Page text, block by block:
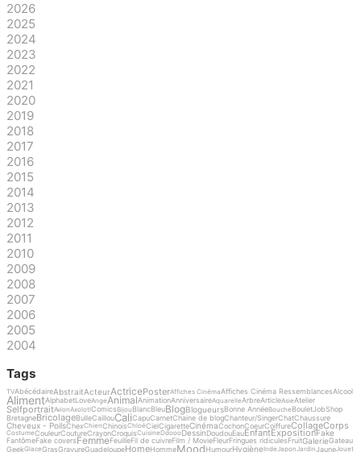
2026
2025
2024
2023
2022
2021
2020
2019
2018
2017
2016
2015
2014
2013
2012
2011
2010
2009
2008
2007
2006
2005
2004
Tags
TVAbécédaireAbstraitActeurActricePosterAffiches CinémaAffiches Cinéma RessemblancesAlcool
AlimentAlphabetLoveAngeAnimalAnimationAnniversaireAquarelleArbreArticleAsieAtelier
SelfportraitAvionAxolotlComicsBijou BlancBleuBlogBlogueursBonne AnnéeBouche BouletJobShop
BretagneBricolageBulleCaillouCaliCapuCarnetChaine de blogChanteur/SingerChatChaussure
Cheveux - PoilsChexChienChinoisChloéCielCigaretteCinémaCochonCoeurCoiffureCollageCorps
CostumeCouleurCoutureCrayonCroquisCuisineDdoooDessinDoudouEauEnfantExpositionFake
FantômeFake coversFemmeFeuilleFil de cuivreFilm / MovieFleurFringues ridiculesFruitGalerieGateau
GeekGlaceGrasGravureGuadeloupeHomeHommeMoodHumourHygièneIndeJaponJardinJauneJouet